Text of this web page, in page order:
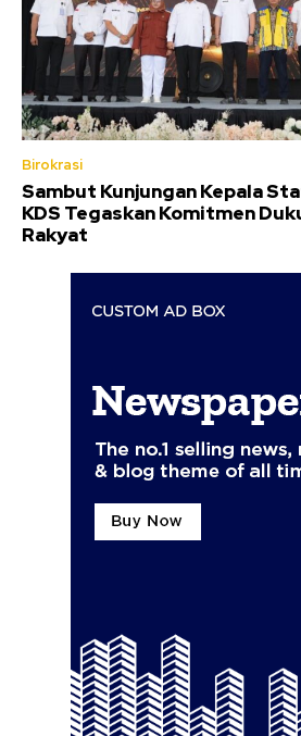
Birokrasi
Sambut Kunjungan Kepala
KDS Tegaskan Komitmen
Rakyat